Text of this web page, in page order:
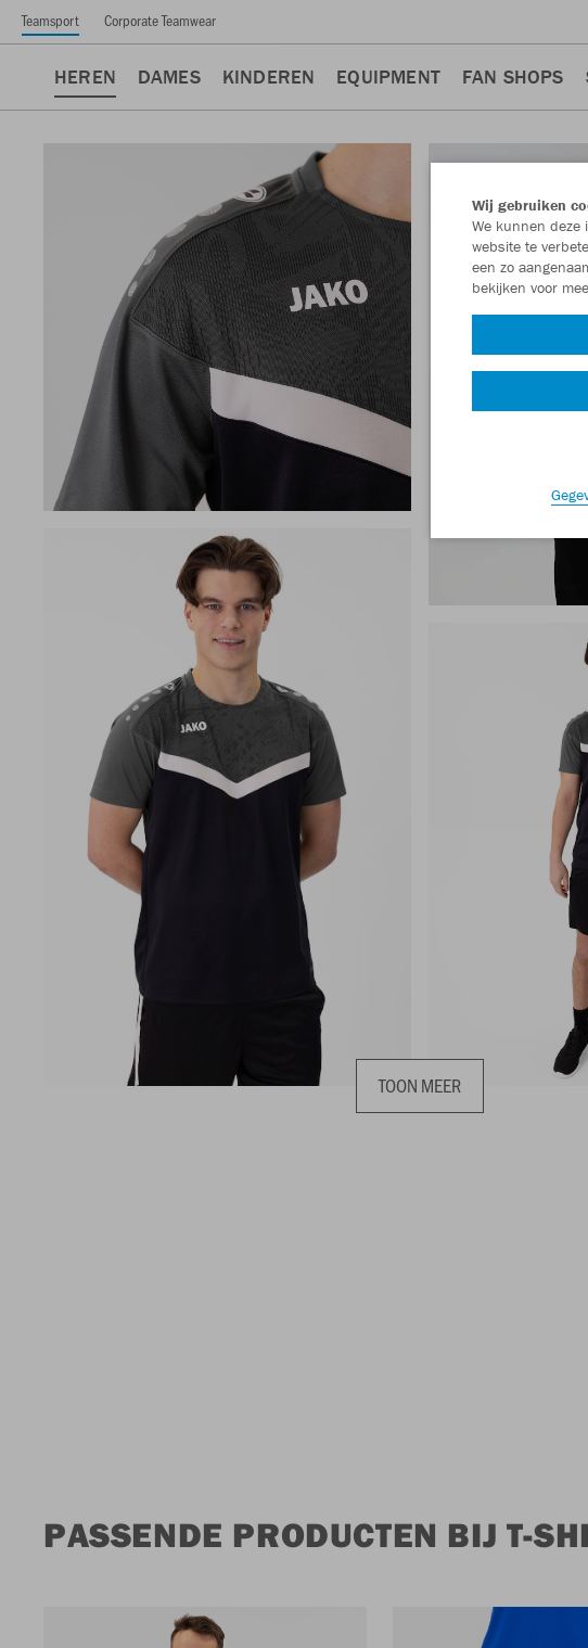
Teamsport Corporate Teamwear
HEREN DAMES KINDEREN EQUIPMENT FAN SHOPS
TOON MEER
PASSENDE PRODUCTEN BIJ T-
Wij gebruiken
We kunnen deze
website te
een zo
bekijken voor